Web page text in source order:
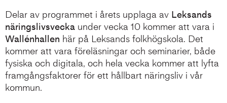
Delar av programmet i årets upplaga av Leksands
näringslivsvecka under vecka 10 kommer att vara i
Wallénhallen här på Leksands folkhögskola. Det
kommer att vara föreläsningar och seminarier, både
fysiska och digitala, och hela vecka kommer att lyfta
framgångsfaktorer för ett hållbart näringsliv i vår
kommun.